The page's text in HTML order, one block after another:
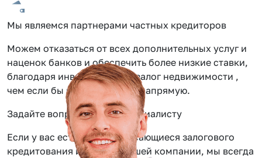
Мы являемся партнерами частных кредиторов
Можем отказаться от всех дополнительных услуг и
наценок банков и обеспечить более низкие ставки,
благодаря инвестиции под залог недвижимости ,
чем если бы вы обращались напрямую.
Задайте вопрос нашему специалисту
Если у вас есть вопросы касающиеся залогового
кредитования или услуг нашей компании, мы всегда